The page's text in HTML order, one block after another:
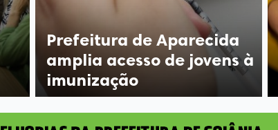
Prefeitura de Aparecida
amplia acesso de jovens à
imunização